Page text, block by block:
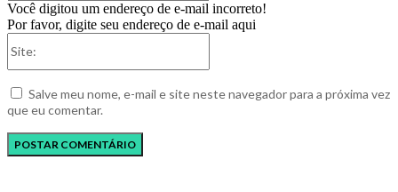
Você digitou um endereço de e-mail incorreto!
Por favor, digite seu endereço de e-mail aqui
Salve meu nome, e-mail e site neste navegador para a próxima vez
que eu comentar.